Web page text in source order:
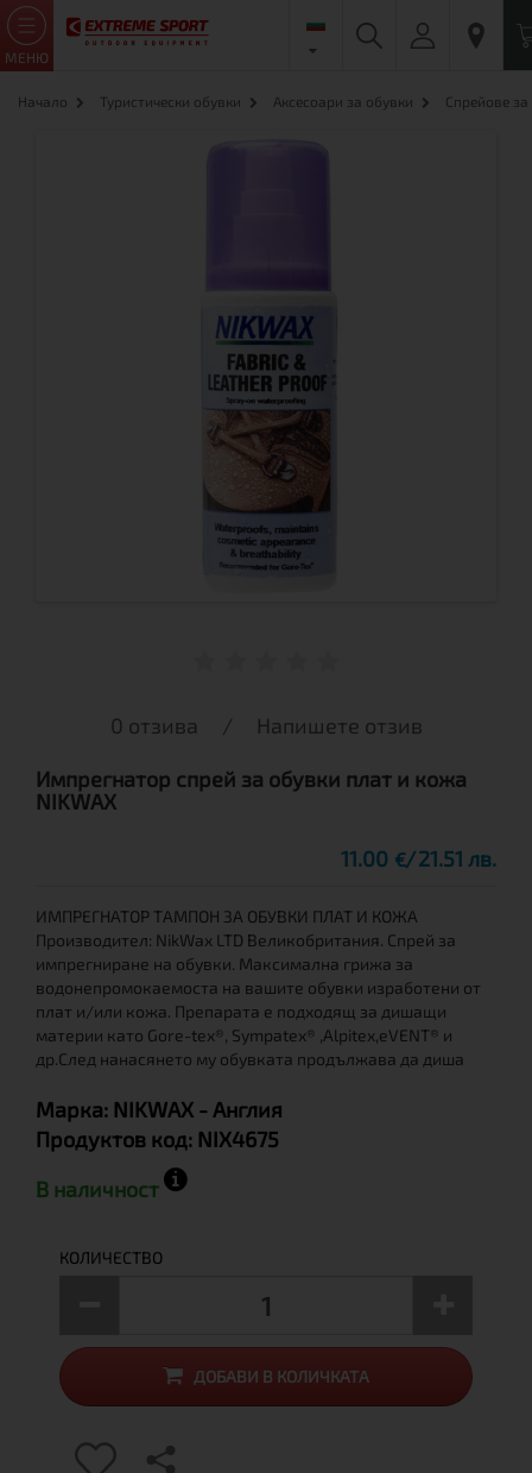
МЕНЮ
Начало Туристически обувки Аксесоари за обувки Спрейове
0 отзива / Напишете отзив
Импрегнатор спрей за обувки плат и кожа
NIKWAX
11.00 € 21.51 лв.
ИМПРЕГНАТОР ТАМПОН ЗА ОБУВКИ ПЛАТ И КОЖА
Производител: NikWax LTD Великобритания. Спрей за
импрегниране на обувки. Максимална грижа за
водонепромокаемоста на вашите обувки изработени от
плат и/или кожа. Препарата е подходящ за дишащи
материи като Gore-tex®, Sympatex® ,Alpitex,eVENT® и
др.След нанасянето му обувката продължава да диша
Марка: NIKWAX - Англия
Продуктов код: NIX4675
В наличност
КОЛИЧЕСТВО
ДОБАВИ В КОЛИЧКАТА